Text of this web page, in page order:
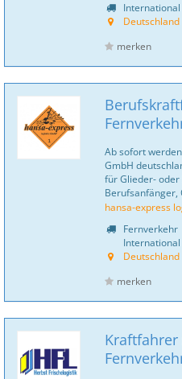
International
Deutschland
merken
Ab sofort
GmbH
für Glieder- oder
Berufsanfänger,
hansa-express
Fernverkehr
International
Deutschland
merken